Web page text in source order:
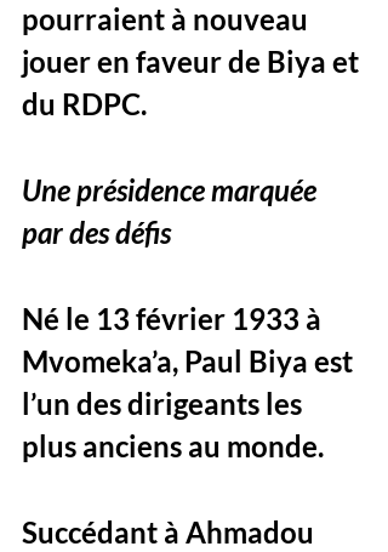
pourraient à nouveau
jouer en faveur de Biya et
du RDPC.
Une présidence marquée
par des défis
Né le 13 février 1933 à
Mvomeka’a, Paul Biya est
l’un des dirigeants les
plus anciens au monde.
Succédant à Ahmadou